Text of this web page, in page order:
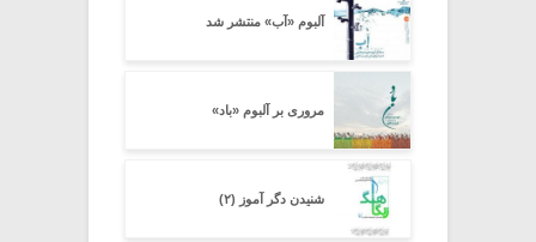
آلبوم «آب» منتشر شد
مروری بر آلبوم «باد»
شنیدن دگر آموز (۲)